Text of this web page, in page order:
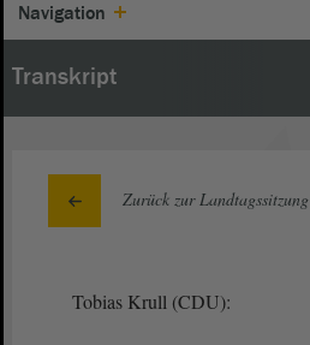
Navigation
Transkript
Zurück zur Landtagssitzung
Tobias Krull (CDU):